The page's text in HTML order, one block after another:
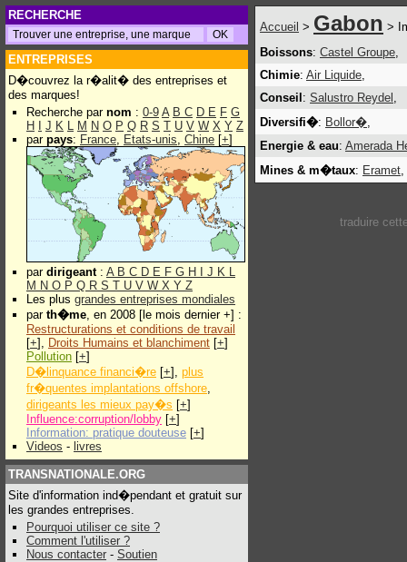
RECHERCHE
ENTREPRISES
D�couvrez la r�alit� des entreprises et
des marques!
Recherche par nom : 0-9 A B C D E F G
H
J K L M N O P Q R S T U V W X Y Z
par pays: France, Etats-unis, Chine [+]
par dirigeant: A B C D E F G H J K L
M N O P Q R S T U V W X Y Z
Les plus grandes entreprises mondiales
par th�me, en 2008 [le mois dernier +] :
Restructurations et conditions de travail
[+], Droits Humains et blanchiment [+]
Pollution [+]
D�linquance financi�re [+], plus
fr�quentes implantations offshore,
dirigeants les mieux pay�s [+]
Influence:corruption/lobby [+]
Information: pratique douteuse [+]
Videos - livres
TRANSNATIONALE.ORG
Site d'information ind�pendant et gratuit sur
les grandes entreprises.
Pourquoi utiliser ce site ?
Comment l'utiliser ?
Nous contacter - Soutien
Accueil > Gabon >
Boissons: Castel Groupe,
Chimie: Air Liquide,
Conseil : Salustro Reydel ,
Diversifi�: Bollor�,
Energie & eau: Amerada
Mines & m�taux: Eramet,
traduire